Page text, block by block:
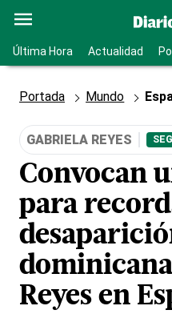
Última Hora Actualidad
Portada Mundo
GABRIELA REYES
Convocan
para
Reyes en